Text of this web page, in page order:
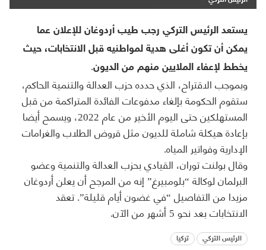
يستعد الرئيس التركي رجب طيب أردوغان للإعلان عما
يمكن أن تكون أغلى هدية لمواطنيه قبل الانتخابات، حيث
يخطط لإعفاء الملايين منهم من الديون.
وبموجب الاقتراح، الذي حدده حزب العدالة والتنمية الحاكم،
ستقوم الحكومة بإلغاء مدفوعات الفائدة المتراكمة من قبل
المستهلكين حتى اليوم الأخير من عام 2022، ويسمح أيضا
بإعادة هيكلة شاملة للديون مثل قروض الطلاب والغرامات
الإدارية وفواتير المياه.
وقال بولنت توران، القيادي بحزب العدالة والتنمية وعضو
البرلمان لوكالة “بلومبيرغ” إنه من المرجح أن يعلن أردوغان
مزيدا من التفاصيل “في غضون أيام قليلة”. تعقد
الانتخابات بعد نحو 5 أشهر من الآن.
الرئيس التركي تركيا